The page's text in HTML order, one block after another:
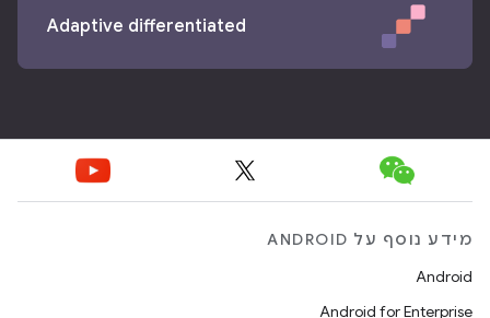
Adaptive differentiated
מידע נוסף על ANDROID
Android
Android for Enterprise